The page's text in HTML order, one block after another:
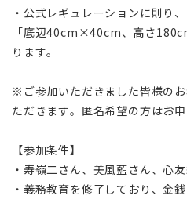
・公式レギュレーションに則り、
「底辺40cm×40cm、高さ
ります。
※ご参加いただきました皆様の
ただきます。匿名希望の方はお申
【参加条件】
・寿嶺二さん、美風藍さん、心
・義務教育を修了しており、金